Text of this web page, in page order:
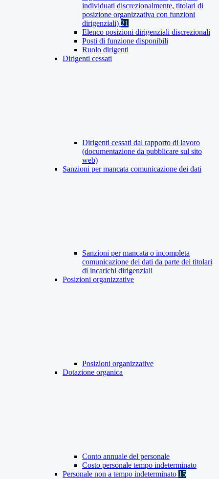
individuati discrezionalmente, titolari di
posizione organizzativa con funzioni
dirigenziali) 21
Elenco posizioni dirigenziali discrezionali
Posti di funzione disponibili
Ruolo dirigenti
Dirigenti cessati
Dirigenti cessati dal rapporto di lavoro
(documentazione da pubblicare sul sito
web)
Sanzioni per mancata comunicazione dei dati
Sanzioni per mancata o incompleta
comunicazione dei dati da parte dei titolari
di incarichi dirigenziali
Posizioni organizzative
Posizioni organizzative
Dotazione organica
Conto annuale del personale
Costo personale tempo indeterminato
Personale non a tempo indeterminato 15